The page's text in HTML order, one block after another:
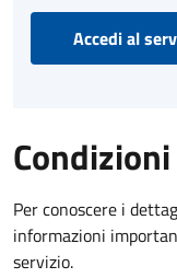
Accedi al
Per conoscere i
informazioni
servizio.